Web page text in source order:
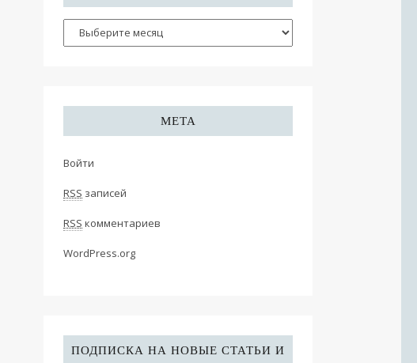
МЕТА
Войти
RSS записей
RSS комментариев
WordPress.org
ПОДПИСКА НА НОВЫЕ СТАТЬИ И